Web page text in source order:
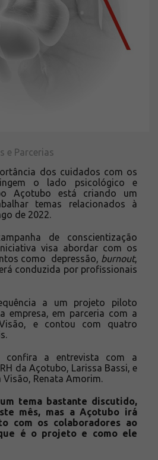
e Parcerias
dos cuidados com os
o lado psicológico e
Açotubo está criando um
temas relacionados à
de 2022.
de conscientização
visa abordar com os
como depressão, burnout,
conduzida por profissionais
a um projeto piloto
empresa, em parceria com a
e contou com quatro
confira a entrevista com a
da Açotubo, Larissa Bassi, e
Visão, Renata Amorim.
tema bastante discutido,
mês, mas a Açotubo irá
com os colaboradores ao
é o projeto e como ele